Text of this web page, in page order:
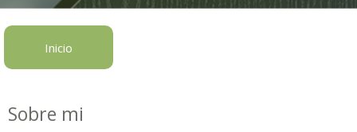
Inicio
Sobre mi